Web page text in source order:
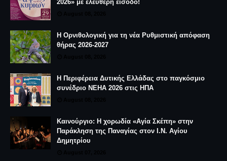
kainourgiopress-Νέα από το Καινούργιο
ΔΙΑΒΆΣΤΕ ΕΠΊΣΗΣ